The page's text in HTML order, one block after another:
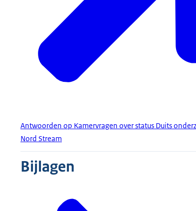
Antwoorden op Kamervragen over status Duits
Nord Stream
Bijlagen